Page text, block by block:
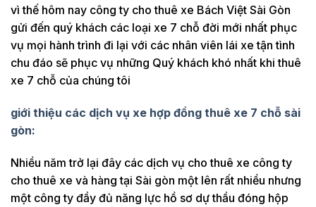
vì thế hôm nay công ty cho thuê xe Bách Việt Sài Gòn
gửi đến quý khách các loại xe 7 chỗ đời mới nhất phục
vụ mọi hành trình đi lại với các nhân viên lái xe tận tình
chu đáo sẽ phục vụ những Quý khách khó nhất khi thuê
xe 7 chỗ của chúng tôi
giới thiệu các dịch vụ xe hợp đồng thuê xe 7 chỗ sài
gòn:
Nhiều năm trở lại đây các dịch vụ cho thuê xe công ty
cho thuê xe và hàng tại Sài gòn một lên rất nhiều nhưng
một công ty đầy đủ năng lực hồ sơ dự thầu đóng hộp